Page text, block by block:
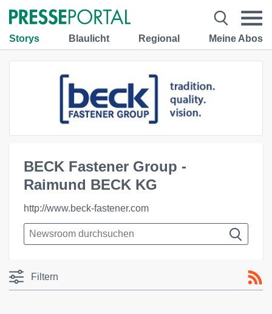
Storys Blaulicht Regional Meine Abos
BECK Fastener Group -
Raimund BECK KG
http://www.beck-fastener.com
Filtern